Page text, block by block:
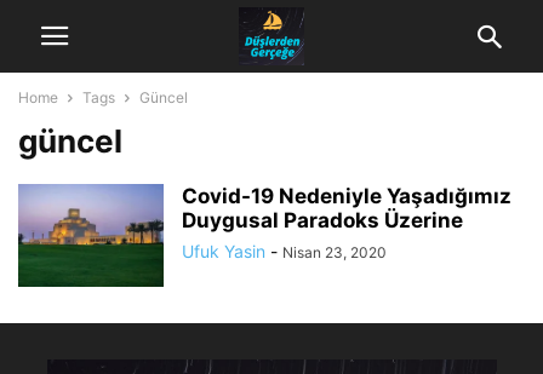
Home Tags Güncel
güncel
Covid-19 Nedeniyle Yaşadığımız
Duygusal Paradoks Üzerine
Ufuk Yasin - Nisan 23, 2020